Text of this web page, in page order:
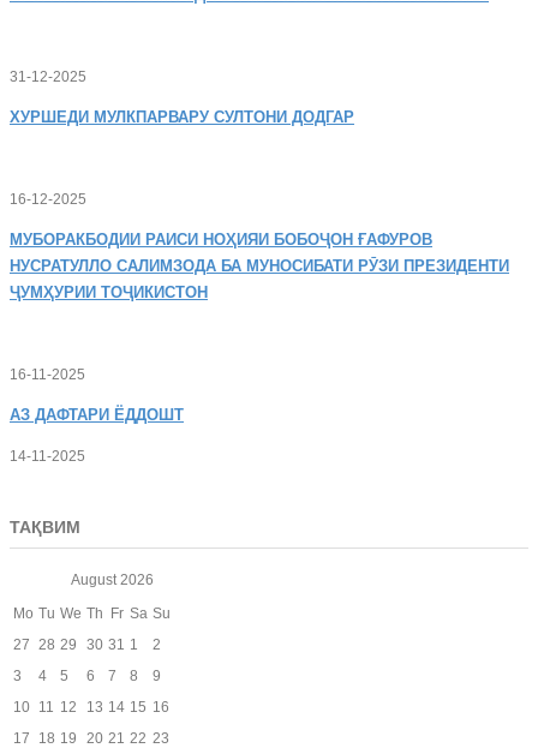
31-12-2025
ХУРШЕДИ МУЛКПАРВАРУ СУЛТОНИ ДОДГАР
16-12-2025
МУБОРАКБОДИИ РАИСИ НОҲИЯИ БОБОҶОН ҒАФУРОВ
НУСРАТУЛЛО САЛИМЗОДА БА МУНОСИБАТИ РӮЗИ ПРЕЗИДЕНТИ
ҶУМҲУРИИ ТОҶИКИСТОН
16-11-2025
АЗ ДАФТАРИ ЁДДОШТ
14-11-2025
ТАҚВИМ
August 2026
Mo Tu We Th Fr Sa Su
27 28 29 30 31 1
2
3
4 5 6 7 8
9
10 11 12 13 14 15 16
17
18 19 20 21 22 23